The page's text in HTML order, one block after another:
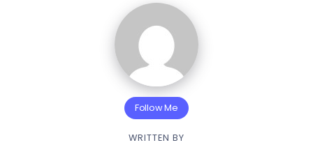
Follow Me
WRITTEN BY